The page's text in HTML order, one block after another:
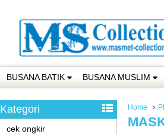
BUSANA BATIK BUSANA MUSLIM
Home
Kategori
cek ongkir